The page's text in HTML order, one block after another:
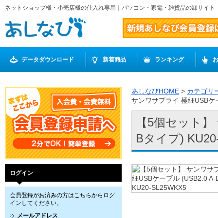
ネットショップ様・小売店様の仕入れ専用｜パソコン・家電・雑貨品の卸サイ
データダウンロード 新着商品 ランキング
ログイン
会員登録がお済みの方はこちらからログ
インしてください。
メールアドレス
あしなびHOME > カテゴリ
サンワサプライ 極細USB
【5個セット
Bタイプ)